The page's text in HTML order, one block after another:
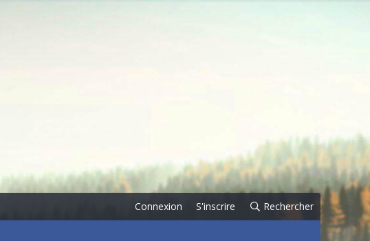
Connexion S'inscrire Rechercher